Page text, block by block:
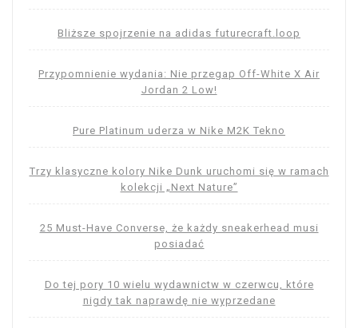
Bliższe spojrzenie na adidas futurecraft.loop
Przypomnienie wydania: Nie przegap Off-White X Air
Jordan 2 Low!
Pure Platinum uderza w Nike M2K Tekno
Trzy klasyczne kolory Nike Dunk uruchomi się w ramach
kolekcji „Next Nature”
25 Must-Have Converse, że każdy sneakerhead musi
posiadać
Do tej pory 10 wielu wydawnictw w czerwcu, które
nigdy tak naprawdę nie wyprzedane